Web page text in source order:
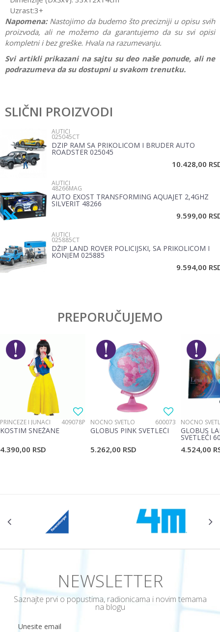
Uzrast:3+
Napomena: Nastojimo da budemo što precizniji u opisu svih
proizvoda, ali ne možemo da garantujemo da su svi opisi
kompletni i bez greške. Hvala na razumevanju.
Svi artikli prikazani na sajtu su deo naše ponude, ali ne
podrazumeva da su dostupni u svakom trenutku.
Brend
Materijal
Ime/Nadimak
Email
POŠALJI
SLIČNI PROIZVODI
AUTIĆI
025045CT
DZIP RAM SA PRIKOLICOM I BRUDER AUTO
ROADSTER 025045
10.428,00
AUTIĆI
48266MAG
AUTO EXOST TRANSFORMING AQUAJET 2,4GHZ
SILVERIT 48266
9.599,00
AUTIĆI
025885CT
DŽIP LAND ROVER POLICIJSKI, SA PRIKOLICOM I
KONJEM 025885
9.594,00
PREPORUČUJEMO
PRINCEZE I JUNACI 409078P
KOSTIM SNEŽANE
4.390,00 RSD
NOĆNO SVETLO 600073
GLOBUS PINK SVETLEĆI
5.262,00 RSD
NOĆNO
GLOBUS
SVETLEĆI
4.524,00
NEWSLETTER
Saznajte prvi o popustima, radionicama i novim temama
na blogu